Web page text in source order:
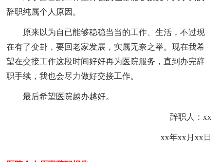
辞职纯属个人原因。
原来以为自已能够稳稳当当的工作、生活，不过现
在有了变卦，要回老家发展，实属无奈之举。现在我希
望在交接工作这段时间好好再为医院服务，直到办完辞
职手续，我也会尽力做好交接工作。
最后希望医院越办越好。
辞职人：xx
xx年xx月xx日